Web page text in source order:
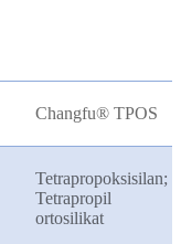
Changfu® TPOS
Tetrapropoksisilan;
Tetrapropil
ortosilikat